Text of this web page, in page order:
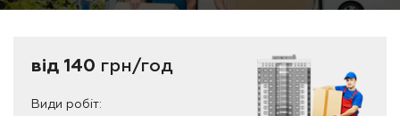
від 140 грн/год
Види робіт: